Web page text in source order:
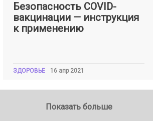
Безопасность COVID-
вакцинации — инструкция
к применению
ЗДОРОВЬЕ 16 апр 2021
Показать больше